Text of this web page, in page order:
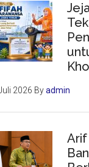
2026 Byadmin
Arif